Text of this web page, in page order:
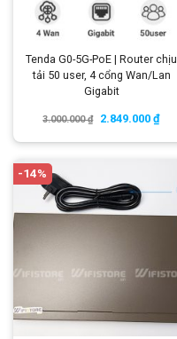
Tenda G0-5G-PoE | Router chịu
tải 50 user, 4 cổng Wan/Lan
Gigabit
3.000.000₫ 2.849.000 ₫
-14%